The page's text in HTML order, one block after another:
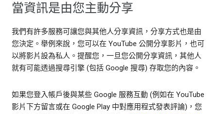
當資訊是由您主動分享
我們有許多服務可讓您與其他人分享資訊，分享方式也是由
您決定。舉例來說，您可以在 YouTube 公開分享影片，也可
以將影片設為私人。提醒您，一旦您公開分享資訊，其他人
就有可能透過搜尋引擎 (包括 Google 搜尋) 存取您的內容。
如果您登入帳戶後與某些 Google 服務互動 (例如在 YouTube
影片下方留言或在 Google Play 中對應用程式發表評論)，您